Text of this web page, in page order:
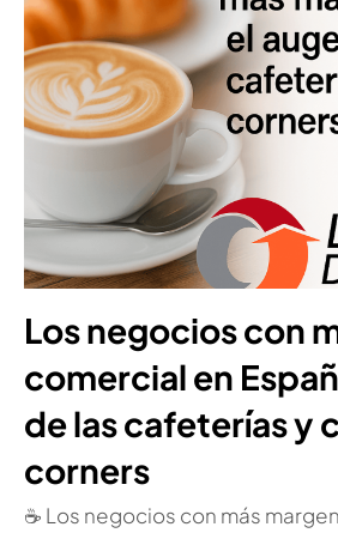
Los negocios con
comercial en
de las cafeterías y
corners
☕ Los negocios con más